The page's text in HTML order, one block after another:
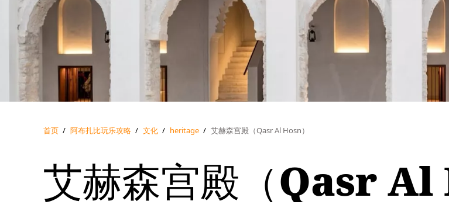
首页 / 阿布扎比玩乐攻略 / 文化 / heritage / 艾赫森宫殿（Qasr Al Hosn）
艾赫森宫殿（Qasr Al